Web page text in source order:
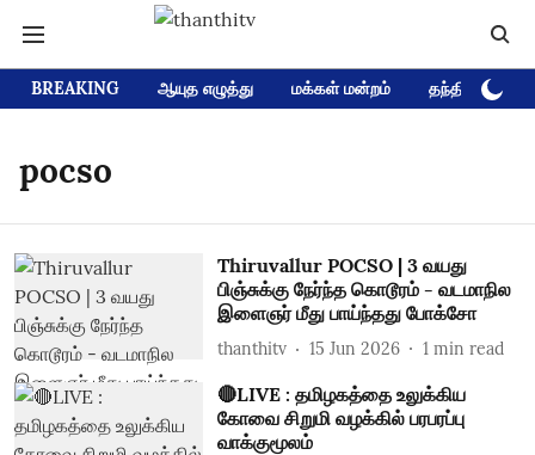
BREAKING ஆயுத எழுத்து மக்கள் மன்றம் தந்தி டிவி
pocso
Thiruvallur POCSO | 3 வயது
பிஞ்சுக்கு நேர்ந்த கொடூரம் - வடமாநில
இளைஞர் மீது பாய்ந்தது போக்சோ
thanthitv 15 Jun 2026 1 min read
🔴LIVE : தமிழகத்தை உலுக்கிய
கோவை சிறுமி வழக்கில் பரபரப்பு
வாக்குமூலம்